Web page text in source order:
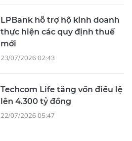
LPBank hỗ trợ hộ kinh doanh
thực hiện các quy định thuế
mới
23/07/2026 02:43
Techcom Life tăng vốn điều lệ
lên 4.300 tỷ đồng
22/07/2026 05:47